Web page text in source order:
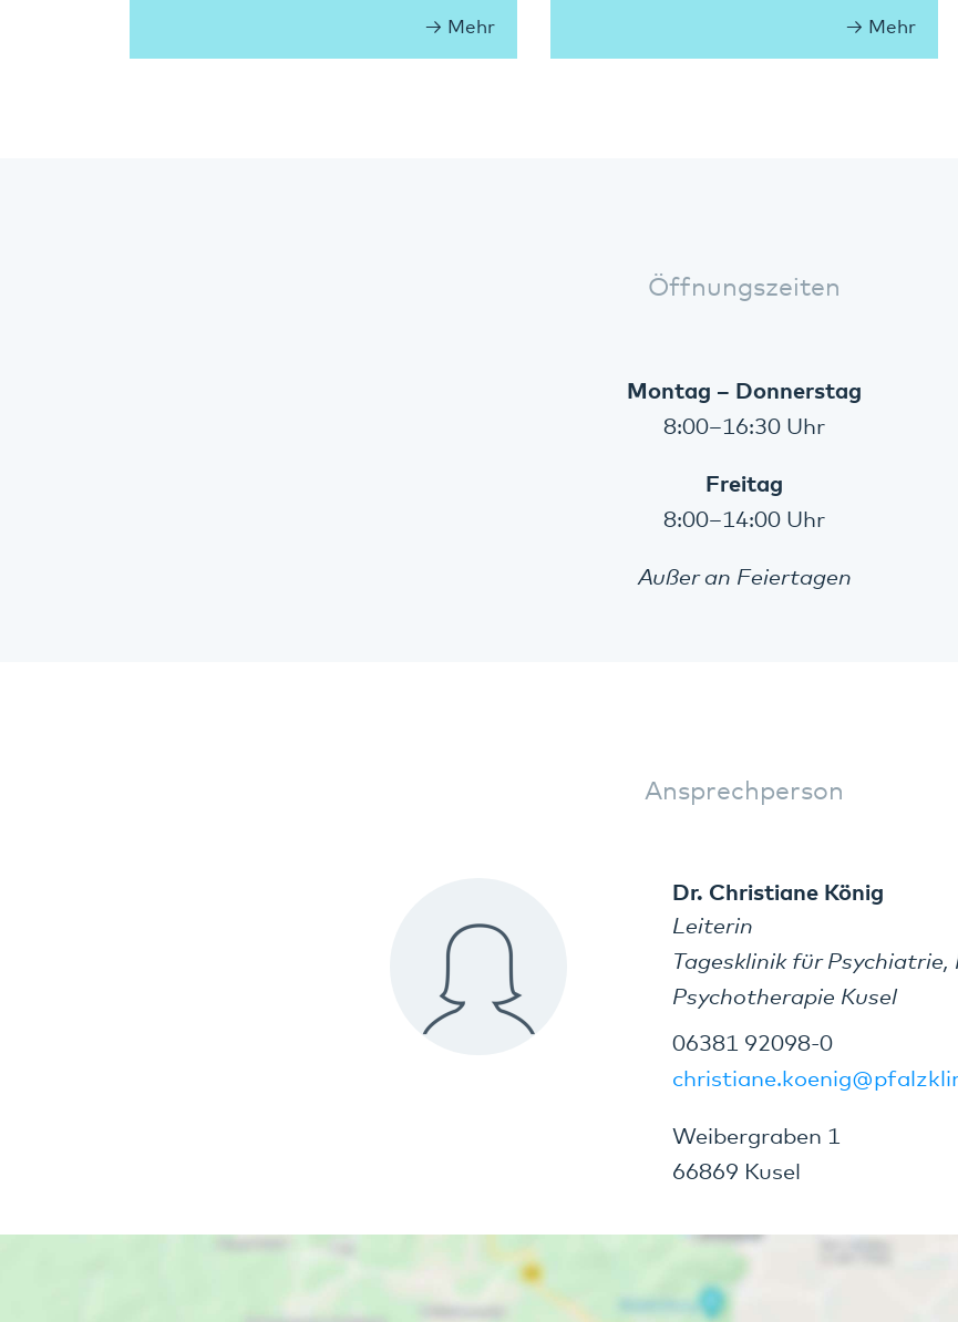
Mehr Mehr
Öffnungszeiten
Montag – Donnerstag
8:00–16:30 Uhr
Freitag
8:00–14:00 Uhr
Außer an Feiertagen
Ansprechperson
Dr. Christiane König
Leiterin
Tagesklinik für
Psychotherapie Kusel
06381 92098-0
Weibergraben 1
66869 Kusel